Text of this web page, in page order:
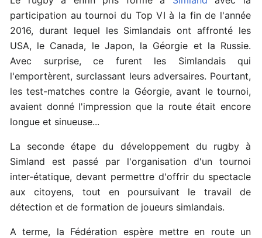
participation au tournoi du Top VI à la fin de l'année
2016, durant lequel les Simlandais ont affronté les
USA, le Canada, le Japon, la Géorgie et la Russie.
Avec surprise, ce furent les Simlandais qui
l'emportèrent, surclassant leurs adversaires. Pourtant,
les test-matches contre la Géorgie, avant le tournoi,
avaient donné l'impression que la route était encore
longue et sinueuse...
La seconde étape du développement du rugby à
Simland est passé par l'organisation d'un tournoi
inter-étatique, devant permettre d'offrir du spectacle
aux citoyens, tout en poursuivant le travail de
détection et de formation de joueurs simlandais.
A terme, la Fédération espère mettre en route un